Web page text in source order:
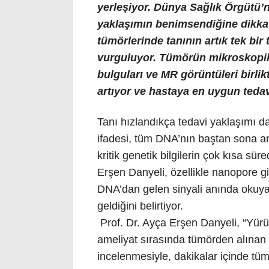
yerleşiyor. Dünya Sağlık
yaklaşımın benimsendiğine
tümörlerinde tanının artık tek
vurguluyor. Tümörün
bulguları ve MR görüntüleri
artıyor ve hastaya en uygun
Tanı hızlandıkça tedavi yaklaşımı
ifadesi, tüm DNA’nın baştan sona
kritik genetik bilgilerin çok kısa
Erşen Danyeli, özellikle nanopore
DNA’dan gelen sinyali anında
geldiğini belirtiyor.
Prof. Dr. Ayça Erşen Danyeli,
ameliyat sırasında tümörden
incelenmesiyle, dakikalar içinde